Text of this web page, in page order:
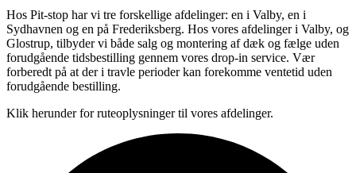
Hos Pit-stop har vi tre forskellige afdelinger: en i Valby, en i
Sydhavnen og en på Frederiksberg. Hos vores afdelinger i Valby, og
Glostrup, tilbyder vi både salg og montering af dæk og fælge uden
forudgående tidsbestilling gennem vores drop-in service. Vær
forberedt på at der i travle perioder kan forekomme ventetid uden
forudgående bestilling.
Klik herunder for ruteoplysninger til vores afdelinger.